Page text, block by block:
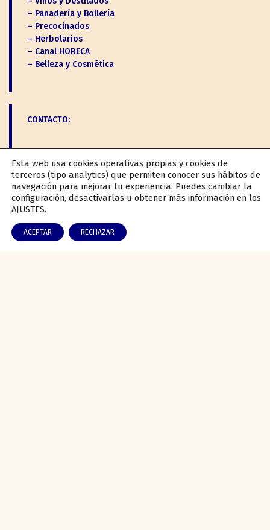
– Panadería y Bollería
– Precocinados
– Herbolarios
– Canal HORECA
– Belleza y Cosmética
CONTACTO:
Tfno: 926 636 472
L-V: 7:00 a 15:00
S: 8:00 a 13:00
Carretera N-430a km. 367,2, 13230 Membrilla,
Cdad. Real - España
Esta web usa cookies operativas propias y cookies de
terceros (tipo analytics) que permiten conocer sus hábitos de
navegación para mejorar tu experiencia. Puedes cambiar la
configuración, desactivarlas u obtener más información en los
AJUSTES.
ACEPTAR RECHAZAR